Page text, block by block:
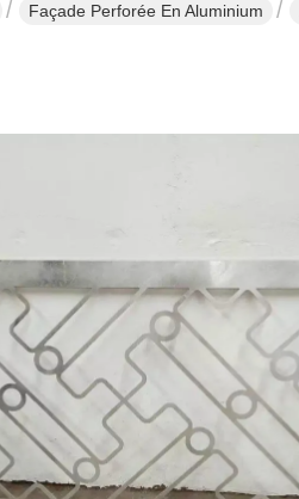
Façade Perforée En Aluminium